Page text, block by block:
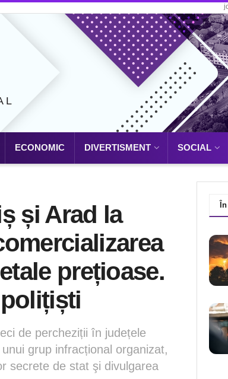
ECONOMIC DIVERTISMENT SOCIAL
și Arad la
prețioase.
de percheziții în județele
grup infracțional organizat,
secrete de stat şi divulgarea